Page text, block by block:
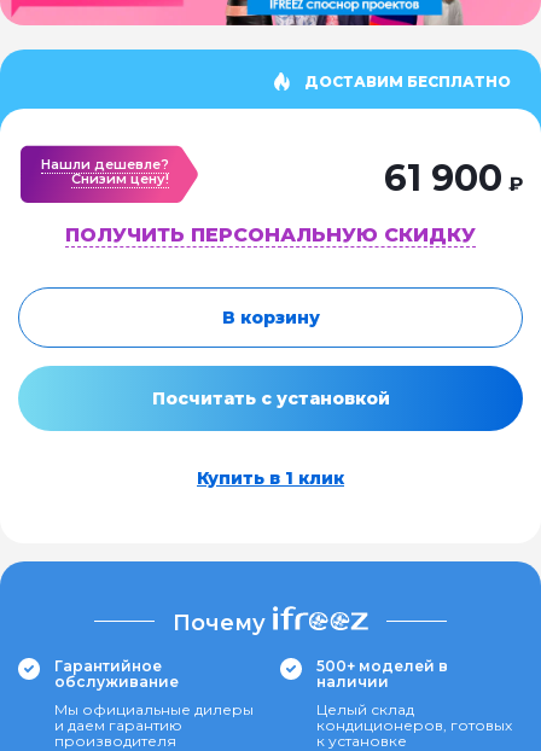
ДОСТАВИМ БЕСПЛАТНО
Нашли дешевле?
Cнизим цену!
61 900 ₽
ПОЛУЧИТЬ ПЕРСОНАЛЬНУЮ СКИДКУ
В корзину
Посчитать с установкой
Купить в 1 клик
Почему
Гарантийное
обслуживание
Мы официальные дилеры
и даем гарантию
производителя
500+ моделей в
наличии
Целый склад
кондиционеров, готовых
к установке